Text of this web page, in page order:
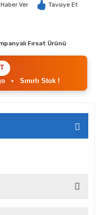
Ver Tavsiye Et
Fırsat Ürünü
• Sınırlı Stok !